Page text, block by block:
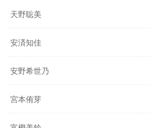
天野聡美
安済知佳
安野希世乃
宮本侑芽